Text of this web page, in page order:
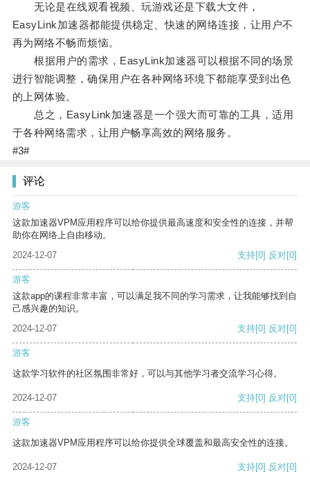
无论是在线观看视频、玩游戏还是下载大文件，
EasyLink加速器都能提供稳定、快速的网络连接，让用户不
再为网络不畅而烦恼。
根据用户的需求，EasyLink加速器可以根据不同的场景
进行智能调整，确保用户在各种网络环境下都能享受到出色
的上网体验。
总之，EasyLink加速器是一个强大而可靠的工具，适用
于各种网络需求，让用户畅享高效的网络服务。
#3#
评论
游客
这款加速器VPM应用程序可以给你提供最高速度和安全性的连接，并帮
助你在网络上自由移动。
2024-12-07
支持[0] 反对[0]
游客
这款app的课程非常丰富，可以满足我不同的学习需求，让我能够找到自
己感兴趣的知识。
2024-12-07
支持[0] 反对[0]
游客
这款学习软件的社区氛围非常好，可以与其他学习者交流学习心得。
2024-12-07 支持[0] 反对[0]
游客
这款加速器VPM应用程序可以给你提供全球覆盖和最高安全性的连接。
2024-12-07 支持[0] 反对[0]